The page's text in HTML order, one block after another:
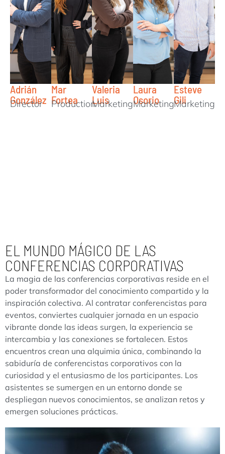
Adrián
González
Director
Mar
Fortea
Production
Valeria
Luis
Marketing
Laura
Osorio
Marketing
Esteve
Gili
Marketing
EL MUNDO MÁGICO DE LAS
CONFERENCIAS CORPORATIVAS
La magia de las conferencias corporativas reside en el
poder transformador del conocimiento compartido y la
inspiración colectiva. Al contratar conferencistas para
eventos, conviertes cualquier jornada en un espacio
vibrante donde las ideas surgen, la experiencia se
intercambia y las conexiones se fortalecen. Estos
encuentros crean una alquimia única, combinando la
sabiduría de conferencistas corporativos con la
curiosidad y el entusiasmo de los participantes. Los
asistentes se sumergen en un entorno donde se
despliegan nuevos conocimientos, se analizan retos y
emergen soluciones prácticas.